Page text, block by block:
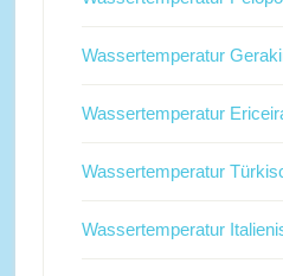
Wassertemperatur
Wassertemperatur
Wassertemperatur
Wassertemperatur